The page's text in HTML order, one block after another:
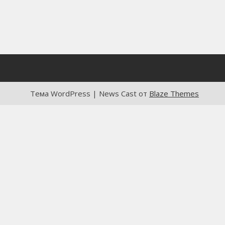
Тема WordPress | News Cast от Blaze Themes